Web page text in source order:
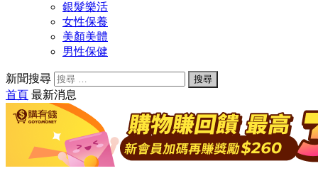
銀髮樂活
女性保養
美顏美體
男性保健
新聞搜尋
首頁 最新消息